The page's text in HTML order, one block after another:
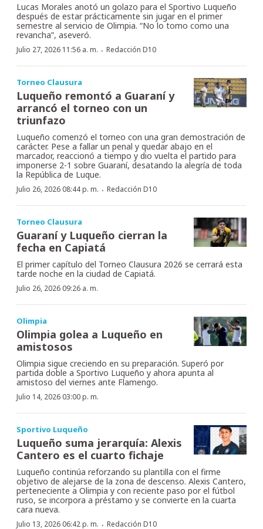
Lucas Morales anotó un golazo para el Sportivo Luqueño
después de estar prácticamente sin jugar en el primer
semestre al servicio de Olimpia. “No lo tomo como una
revancha”, aseveró.
Julio 27, 2026 11:56 a. m. · Redacción D10
Torneo Clausura
Luqueño remontó a Guaraní y
arrancó el torneo con un
triunfazo
Luqueño comenzó el torneo con una gran demostración de
carácter. Pese a fallar un penal y quedar abajo en el
marcador, reaccionó a tiempo y dio vuelta el partido para
imponerse 2-1 sobre Guaraní, desatando la alegría de toda
la República de Luque.
Julio 26, 2026 08:44 p. m. · Redacción D10
Torneo Clausura
Guaraní y Luqueño cierran la
fecha en Capiatá
El primer capítulo del Torneo Clausura 2026 se cerrará esta
tarde noche en la ciudad de Capiatá.
Julio 26, 2026 09:26 a. m.
Olimpia
Olimpia golea a Luqueño en
amistosos
Olimpia sigue creciendo en su preparación. Superó por
partida doble a Sportivo Luqueño y ahora apunta al
amistoso del viernes ante Flamengo.
Julio 14, 2026 03:00 p. m.
Sportivo Luqueño
Luqueño suma jerarquía: Alexis
Cantero es el cuarto fichaje
Luqueño continúa reforzando su plantilla con el firme
objetivo de alejarse de la zona de descenso. Alexis Cantero,
perteneciente a Olimpia y con reciente paso por el fútbol
ruso, se incorpora a préstamo y se convierte en la cuarta
cara nueva.
Julio 13, 2026 06:42 p. m. · Redacción D10